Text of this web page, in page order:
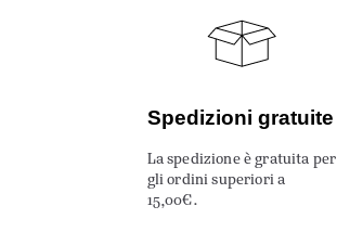
Spedizioni gratuite
La spedizione è gratuita per
gli ordini superiori a
15,00€.